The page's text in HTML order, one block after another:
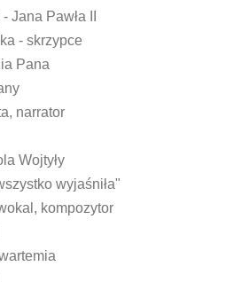
Jana Pawła II
- skrzypce
Pana
narrator
Wojtyły
wyjaśniła"
kompozytor